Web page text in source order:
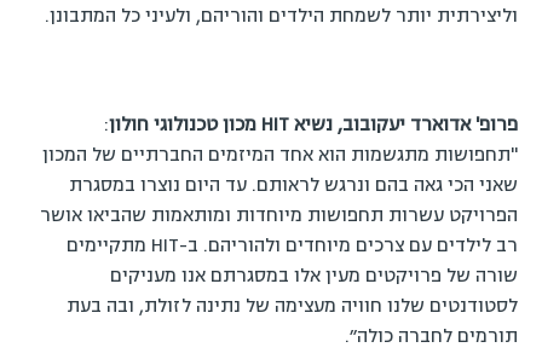
וליצירתית יותר לשמחת הילדים והוריהם, ולעיני כל המתבונן.
פרופ' אדוארד יעקובוב, נשיא HIT מכון טכנולוגי חולון
:
"תחפושות מתגשמות הוא אחד המיזמים החברתיים של המכון
שאני הכי גאה בהם ונרגש לראותם. עד היום נוצרו במסגרת
הפרויקט עשרות תחפושות מיוחדות ומותאמות שהביאו אושר
רב לילדים עם צרכים מיוחדים ולהוריהם. ב-HIT מתקיימים
שורה של פרויקטים מעין אלו במסגרתם אנו מעניקים
לסטודנטים שלנו חוויה מעצימה של נתינה לזולת, ובה בעת
תורמים לחברה כולה״.